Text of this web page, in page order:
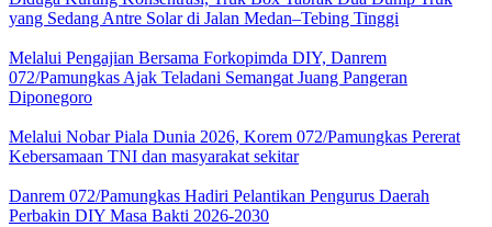
yang Sedang Antre Solar di Jalan Medan–Tebing Tinggi
Melalui Pengajian Bersama Forkopimda DIY, Danrem
072/Pamungkas Ajak Teladani Semangat Juang Pangeran
Diponegoro
Melalui Nobar Piala Dunia 2026, Korem 072/Pamungkas Pererat
Kebersamaan TNI dan masyarakat sekitar
Danrem 072/Pamungkas Hadiri Pelantikan Pengurus Daerah
Perbakin DIY Masa Bakti 2026-2030